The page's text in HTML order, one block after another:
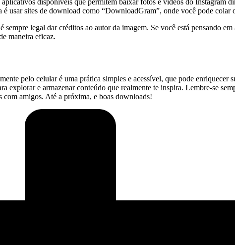
é usar sites de download como “DownloadGram”, onde ⁤você pode
sempre legal dar créditos ao‍ autor ⁤da imagem. Se você está pensando
maneira eficaz.
pelo celular é uma prática simples e acessível, que pode
explorar e armazenar conteúdo que realmente te inspira. Lembre-se
com amigos. Até a próxima, ⁢e boas⁤ downloads!